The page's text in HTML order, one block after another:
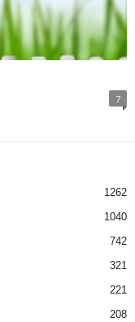
7
1262
1040
742
321
221
208